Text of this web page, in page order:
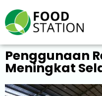
Penggunaan
Meningkat